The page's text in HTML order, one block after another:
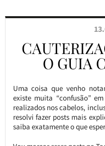
O GUIA
Uma coisa que venho
existe muita “confusão”
realizados nos cabelos,
resolvi fazer posts mais
saiba exatamente o que